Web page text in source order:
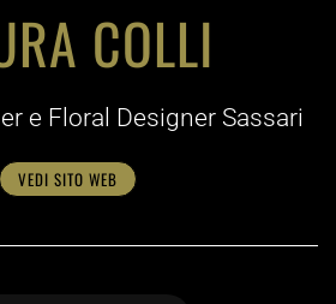
COLLI
e Floral Designer Sassari
VEDI SITO WEB